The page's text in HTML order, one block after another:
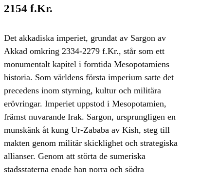
2154 f.Kr.
Det akkadiska imperiet, grundat av Sargon av
Akkad omkring 2334-2279 f.Kr., står som ett
monumentalt kapitel i forntida Mesopotamiens
historia. Som världens första imperium satte det
precedens inom styrning, kultur och militära
erövringar. Imperiet uppstod i Mesopotamien,
främst nuvarande Irak. Sargon, ursprungligen en
munskänk åt kung Ur-Zababa av Kish, steg till
makten genom militär skicklighet och strategiska
allianser. Genom att störta de sumeriska
stadsstaterna enade han norra och södra